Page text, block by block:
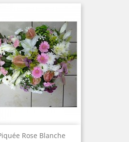
Rose Blanche